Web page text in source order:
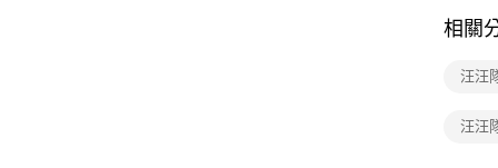
相關
汪汪
汪汪